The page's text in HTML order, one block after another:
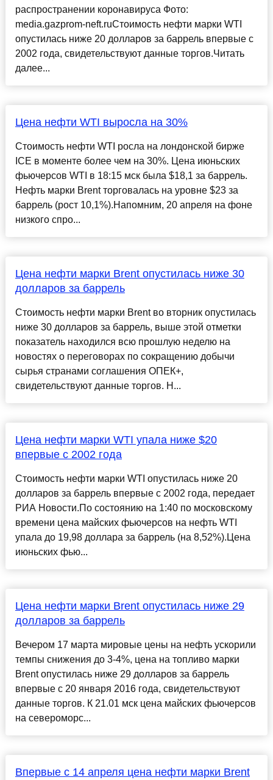
распространении коронавируса Фото:
media.gazprom-neft.ruСтоимость нефти марки WTI
опустилась ниже 20 долларов за баррель впервые с
2002 года, свидетельствуют данные торгов.Читать
далее...
Цена нефти WTI выросла на 30%
Cтоимость нефти WTI росла на лондонской бирже
ICE в моменте более чем на 30%. Цена июньских
фьючерсов WTI в 18:15 мск была $18,1 за баррель.
Нефть марки Brent торговалась на уровне $23 за
баррель (рост 10,1%).Напомним, 20 апреля на фоне
низкого спро...
Цена нефти марки Brent опустилась ниже 30
долларов за баррель
Стоимость нефти марки Brent во вторник опустилась
ниже 30 долларов за баррель, выше этой отметки
показатель находился всю прошлую неделю на
новостях о переговорах по сокращению добычи
сырья странами соглашения ОПЕК+,
свидетельствуют данные торгов. Н...
Цена нефти марки WTI упала ниже $20
впервые с 2002 года
Стоимость нефти марки WTI опустилась ниже 20
долларов за баррель впервые с 2002 года, передает
РИА Новости.По состоянию на 1:40 по московскому
времени цена майских фьючерсов на нефть WTI
упала до 19,98 доллара за баррель (на 8,52%).Цена
июньских фью...
Цена нефти марки Brent опустилась ниже 29
долларов за баррель
Вечером 17 марта мировые цены на нефть ускорили
темпы снижения до 3-4%, цена на топливо марки
Brent опустилась ниже 29 долларов за баррель
впервые с 20 января 2016 года, свидетельствуют
данные торгов. К 21.01 мск цена майских фьючерсов
на североморс...
Впервые с 14 апреля цена нефти марки Brent